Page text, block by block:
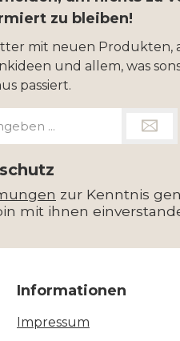
zu bleiben!
mit neuen Produkten,
und allem, was
passiert.
zur Kenntnis
mit ihnen
Informationen
Impressum